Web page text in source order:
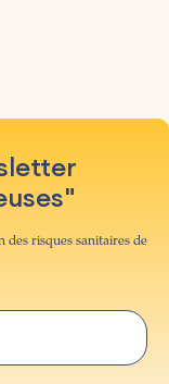
des risques sanitaires de